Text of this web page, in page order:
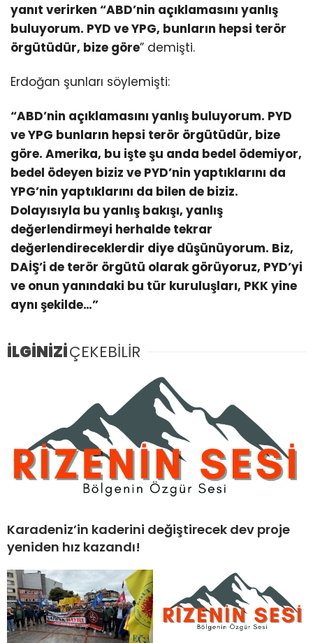
yanıt verirken “ABD’nin açıklamasını yanlış
buluyorum. PYD ve YPG, bunların hepsi terör
örgütüdür, bize göre” demişti.
Erdoğan şunları söylemişti:
“ABD’nin açıklamasını yanlış buluyorum. PYD
ve YPG bunların hepsi terör örgütüdür, bize
göre. Amerika, bu işte şu anda bedel ödemiyor,
bedel ödeyen biziz ve PYD’nin yaptıklarını da
YPG’nin yaptıklarını da bilen de biziz.
Dolayısıyla bu yanlış bakışı, yanlış
değerlendirmeyi herhalde tekrar
değerlendireceklerdir diye düşünüyorum. Biz,
DAİŞ’i de terör örgütü olarak görüyoruz, PYD’yi
ve onun yanındaki bu tür kuruluşları, PKK yine
aynı şekilde…”
İLGİNİZİÇEKEBİLİR
Karadeniz’in kaderini değiştirecek dev proje
yeniden hız kazandı!